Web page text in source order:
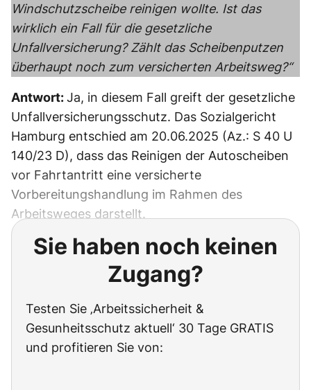
Windschutzscheibe reinigen wollte. Ist das
wirklich ein Fall für die gesetzliche
Unfallversicherung? Zählt das Scheibenputzen
überhaupt noch zum versicherten Arbeitsweg?“
Antwort:Ja, in diesem Fall greift der gesetzliche
Unfallversicherungsschutz. Das Sozialgericht
Hamburg entschied am 20.06.2025 (Az.: S 40 U
140/23 D), dass das Reinigen der Autoscheiben
vor Fahrtantritt eine versicherte
Vorbereitungshandlung im Rahmen des
Arbeitsweges darstellt.
Sie haben noch keinen
Zugang?
Testen Sie ‚Arbeitssicherheit &
Gesunheitsschutz aktuell‘ 30 Tage GRATIS
und profitieren Sie von: